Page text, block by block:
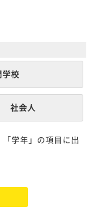
学校
社会人
学年」の項目に出